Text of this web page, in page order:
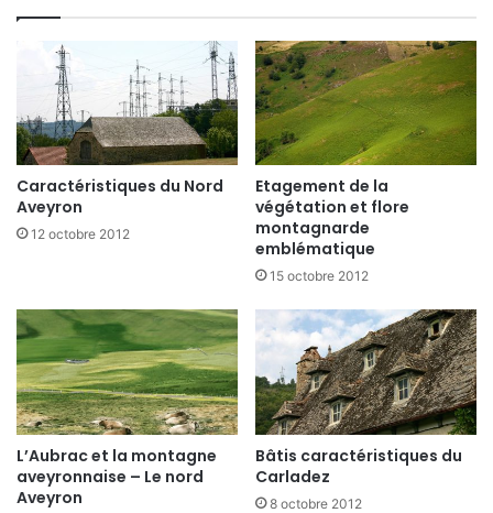
Caractéristiques du Nord
Aveyron
12 octobre 2012
Etagement de la
végétation et flore
montagnarde
emblématique
15 octobre 2012
L’Aubrac et la montagne
aveyronnaise – Le nord
Aveyron
Bâtis caractéristiques du
Carladez
8 octobre 2012